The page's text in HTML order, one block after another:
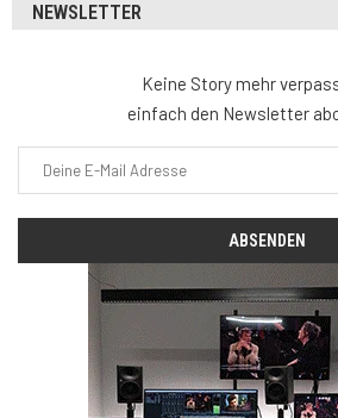
NEWSLETTER
Keine Story mehr
einfach den Newsletter